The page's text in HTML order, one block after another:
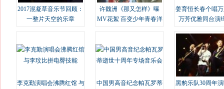
2017混凝草音乐节回顾：
一整片天空的乐章
许魏洲《那又怎样》曝
MV花絮 百变少年青春洋
姜育恒长春个唱
万芳优雅同台演
李克勤演唱会沸腾红馆 与
中国男高音纪念帕瓦罗蒂
黑豹乐队30周年